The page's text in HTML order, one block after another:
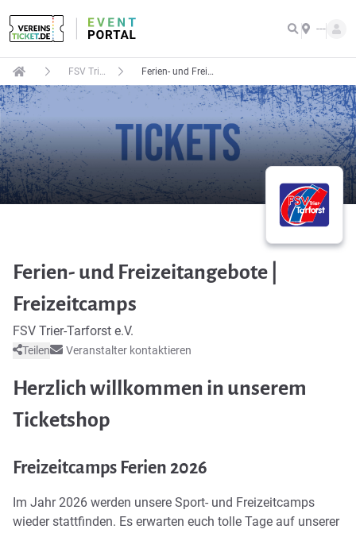
---
FSV Trier-Tarforst e.V. Ferien- und Freizeitangebote | Freizeitcamps
Ferien- und Freizeitangebote |
Freizeitcamps
FSV Trier-Tarforst e.V.
Teilen Veranstalter kontaktieren
Herzlich willkommen in unserem
Ticketshop
Freizeitcamps Ferien 2026
Im Jahr 2026 werden unsere Sport- und Freizeitcamps
wieder stattfinden. Es erwarten euch tolle Tage auf unserer